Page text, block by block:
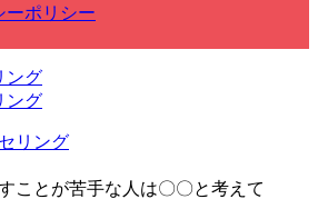
ーポリシー
リング
ことが苦手な人は〇〇と考えて